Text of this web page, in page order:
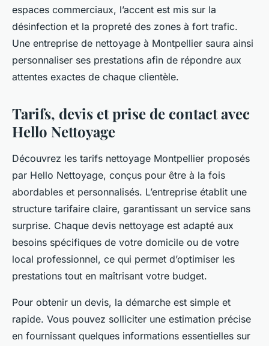
espaces commerciaux, l’accent est mis sur la
désinfection et la propreté des zones à fort trafic.
Une entreprise de nettoyage à Montpellier saura ainsi
personnaliser ses prestations afin de répondre aux
attentes exactes de chaque clientèle.
Tarifs, devis et prise de contact avec
Hello Nettoyage
Découvrez les tarifs nettoyage Montpellier proposés
par Hello Nettoyage, conçus pour être à la fois
abordables et personnalisés. L’entreprise établit une
structure tarifaire claire, garantissant un service sans
surprise. Chaque devis nettoyage est adapté aux
besoins spécifiques de votre domicile ou de votre
local professionnel, ce qui permet d’optimiser les
prestations tout en maîtrisant votre budget.
Pour obtenir un devis, la démarche est simple et
rapide. Vous pouvez solliciter une estimation précise
en fournissant quelques informations essentielles sur